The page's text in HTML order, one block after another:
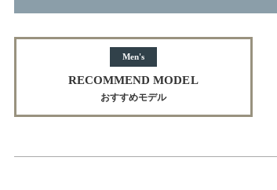
Men's
RECOMMEND MODEL
おすすめモデル